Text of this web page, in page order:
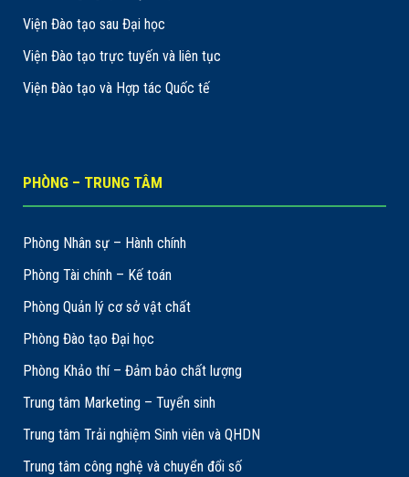
Viện Đào tạo sau Đại học
Viện Đào tạo trực tuyến và liên tục
Viện Đào tạo và Hợp tác Quốc tế
PHÒNG – TRUNG TÂM
Phòng Nhân sự – Hành chính
Phòng Tài chính – Kế toán
Phòng Quản lý cơ sở vật chất
Phòng Đào tạo Đại học
Phòng Khảo thí – Đảm bảo chất lượng
Trung tâm Marketing – Tuyển sinh
Trung tâm Trải nghiệm Sinh viên và QHDN
Trung tâm công nghệ và chuyển đổi số